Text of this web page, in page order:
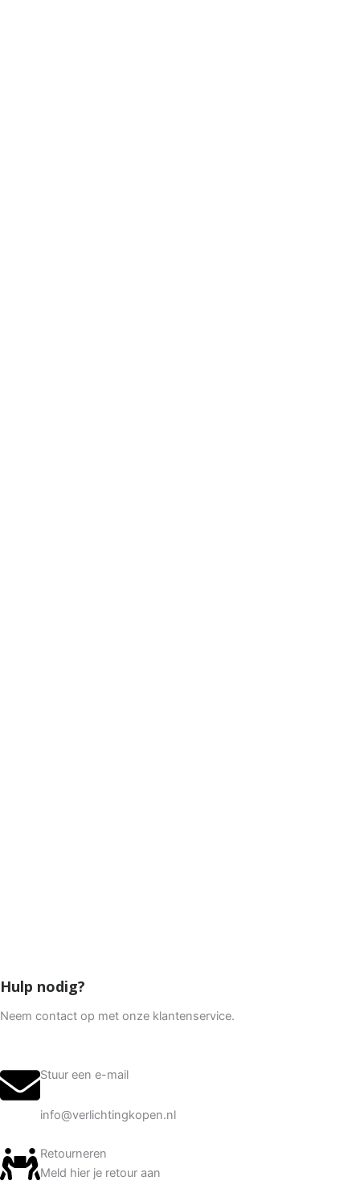
Hulp nodig?
Neem contact op met onze klantenservice.
Stuur een e-mail
info@verlichtingkopen.nl
Retourneren
Meld hier je retour aan